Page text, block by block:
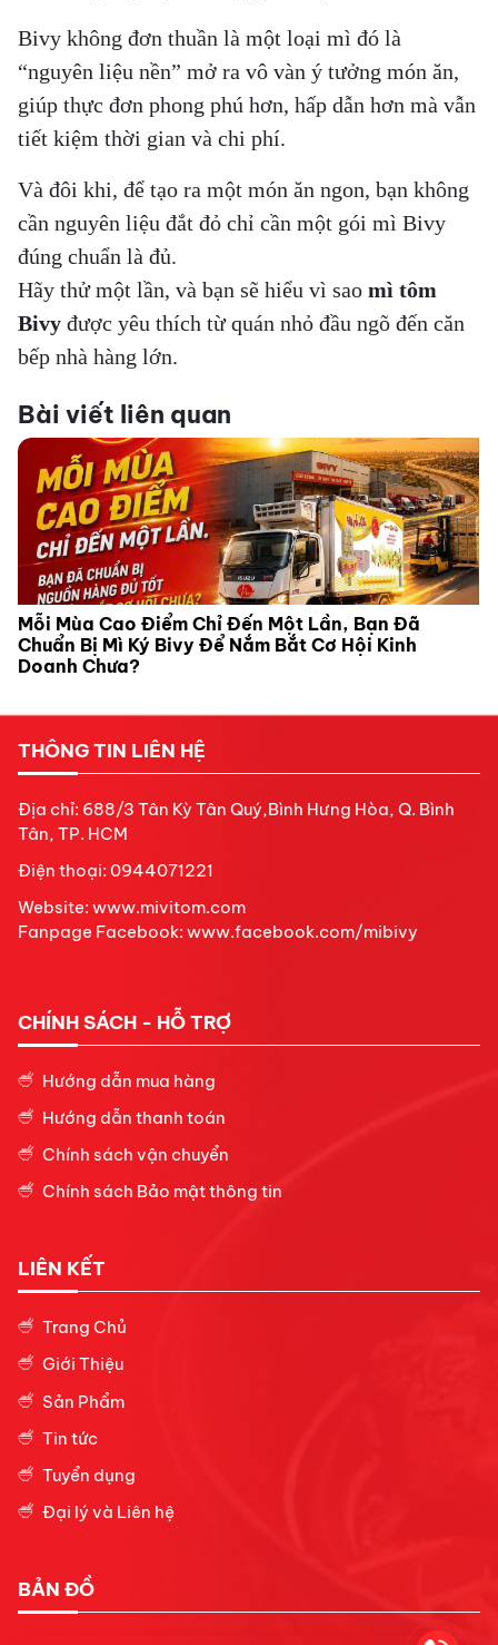
Bivy không đơn thuần là một loại mìđó là
“nguyên liệu nền” mở ra vô vàn ý tưởng món ăn,
giúp thực đơn phong phú hơn, hấp dẫn hơn mà vẫn
tiết kiệm thời gian và chi phí.
Và đôi khi, để tạo ra một món ăn ngon, bạn không
cần nguyên liệu đắt đỏ chỉ cần một gói mì Bivy
đúng chuẩn là đủ.
Hãy thử một lần, và bạn sẽ hiểu vì saomì tôm
Bivy được yêu thích từ quán nhỏ đầu ngõ đến căn
bếp nhà hàng lớn.
Bài viết liên quan
Người Kinh Doanh Giỏi Không Chỉ Bán Được Hàng,
Mà Còn Chọn Đúng Người Đồng Hành
THÔNG TIN LIÊN HỆ
Địa chỉ: 688/3 Tân Kỳ Tân Quý,Bình Hưng Hòa, Q. Bình
Tân, TP. HCM
Điện thoại: 0944071221
Website: www.mivitom.com
Fanpage Facebook:www.facebook.com/mibivy
CHÍNH SÁCH - HỖ TRỢ
Hướng dẫn mua hàng
Hướng dẫn thanh toán
Chính sách vận chuyển
Chính sách Bảo mật thông tin
LIÊN KẾT
Trang Chủ
Giới Thiệu
Sản Phẩm
Tin tức
Tuyển dụng
Đại lývà Liên hệ
BẢN ĐỒ